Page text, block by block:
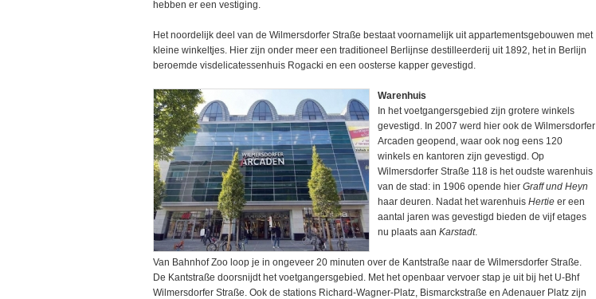
hebben er een vestiging.
Het noordelijk deel van de Wilmersdorfer Straße bestaat voornamelijk uit appartementsgebouwen met
kleine winkeltjes. Hier zijn onder meer een traditioneel Berlijnse destilleerderij uit 1892, het in Berlijn
beroemde visdelicatessenhuis Rogacki en een oosterse kapper gevestigd.
Warenhuis
In het voetgangersgebied zijn grotere winkels
gevestigd. In 2007 werd hier ook de Wilmersdorfer
Arcaden geopend, waar ook nog eens 120
winkels en kantoren zijn gevestigd. Op
Wilmersdorfer Straße 118 is het oudste warenhuis
van de stad: in 1906 opende hier Graff und Heyn
haar deuren. Nadat het warenhuis Hertie er een
aantal jaren was gevestigd bieden de vijf etages
nu plaats aan Karstadt.
Van Bahnhof Zoo loop je in ongeveer 20 minuten over de Kantstraße naar de Wilmersdorfer Straße.
De Kantstraße doorsnijdt het voetgangersgebied. Met het openbaar vervoer stap je uit bij het U-Bhf
Wilmersdorfer Straße. Ook de stations Richard-Wagner-Platz, Bismarckstraße en Adenauer Platz zijn